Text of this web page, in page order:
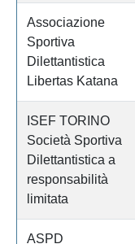
Associazione
Sportiva
Dilettantistica
Libertas Katana
ISEF TORINO
Società Sportiva
Dilettantistica a
responsabilità
limitata
ASPD